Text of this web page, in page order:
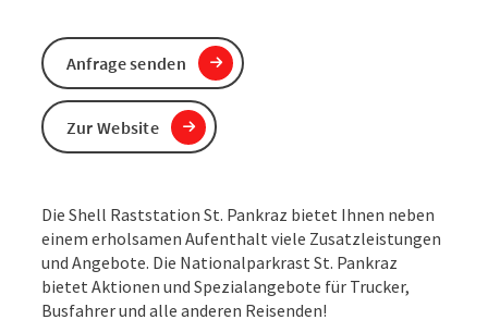
Die Shell Raststation St. Pankraz bietet Ihnen neben
einem erholsamen Aufenthalt viele Zusatzleistungen
und Angebote. Die Nationalparkrast St. Pankraz
bietet Aktionen und Spezialangebote für Trucker,
Busfahrer und alle anderen Reisenden!
Anfrage senden
Zur Website